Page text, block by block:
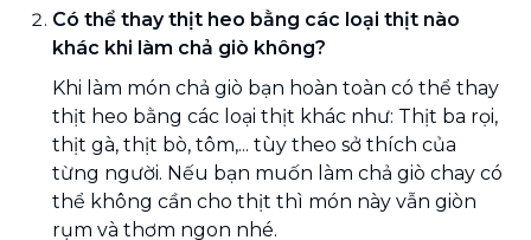
Có thể thay thịt heo bằng các loại thịt nào
khác khi làm chả giò không?
Khi làm món chả giò bạn hoàn toàn có thể thay
thịt heo bằng các loại thịt khác như: Thịt ba rọi,
thịt gà, thịt bò, tôm,... tùy theo sở thích của
từng người. Nếu bạn muốn làm chả giò chay có
thể không cần cho thịt thì món này vẫn giòn
rụm và thơm ngon nhé.